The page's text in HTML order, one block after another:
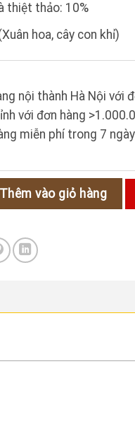
thiệt thảo: 10%
hoa, cây con khỉ)
nội thành Hà Nội với
với đơn hàng
miễn phí trong 7
trị bệnh ung thư số lượng
Thêm vào giỏ hàng